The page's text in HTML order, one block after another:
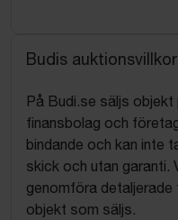
Budis auktionsvillkor
På Budi.se säljs
finansbolag och
bindande och kan inte
skick och utan garanti.
genomföra detaljerade
objekt som säljs.